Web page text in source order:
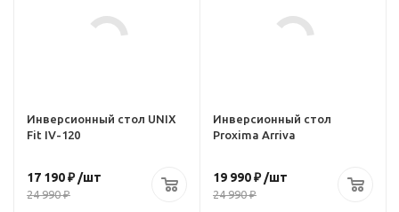
Инверсионный стол UNIX
Fit IV-120
17 190 ₽/шт
24 990 ₽
Инверсионный стол
Proxima Arriva
19 990 ₽/шт
24 990 ₽